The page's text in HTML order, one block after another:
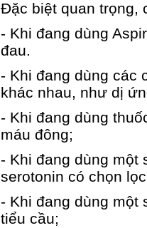
Đặc biệt quan trọng,
- Khi đang dùng
đau.
- Khi đang dùng các
khác nhau, như dị
- Khi đang dùng
máu đông;
- Khi đang dùng một
serotonin có chọn
- Khi đang dùng một
tiểu cầu;